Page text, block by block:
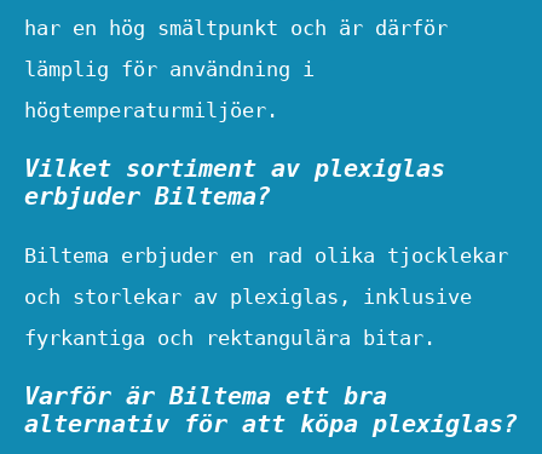
har en hög smältpunkt och är därför
lämplig för användning i
högtemperaturmiljöer.
Vilket sortiment av plexiglas
erbjuder Biltema?
Biltema erbjuder en rad olika tjocklekar
och storlekar av plexiglas, inklusive
fyrkantiga och rektangulära bitar.
Varför är Biltema ett bra
alternativ för att köpa plexiglas?